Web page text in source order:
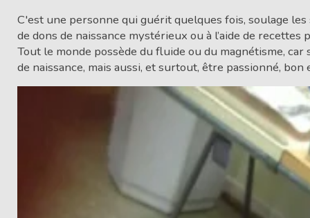
C'est une personne qui guérit quelques fois, soulage
de dons de naissance mystérieux ou à l’aide de recettes
Tout le monde possède du fluide ou du magnétisme,
de naissance, mais aussi, et surtout, être passionné,